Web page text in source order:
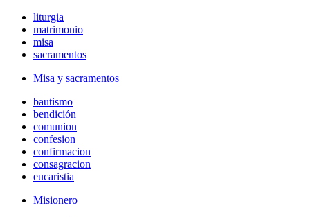
liturgia
matrimonio
misa
sacramentos
Misa y sacramentos
bautismo
bendición
comunion
confesion
confirmacion
consagracion
eucaristia
Misionero